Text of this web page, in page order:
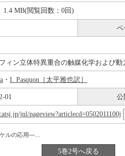
1.4 MB(閲覧回数：0回)
ペ
ィン立体特異重合の触媒化学および動
・ I. Pasquon［太平雅也訳］
01 公
jnl/pageview?articlecd=0502011100j
有機合成における過酸化ニッケルの応用―酸化剤ならびに触媒として
5巻2号へ戻る